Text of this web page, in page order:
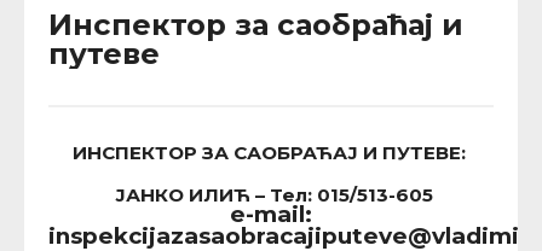
Инспектор за саобраћај и
путеве
ИНСПЕКТОР ЗА САОБРАЋАЈ И ПУТЕВЕ:
ЈАНКО ИЛИЋ – Teл: 015/513-605
e-mail: